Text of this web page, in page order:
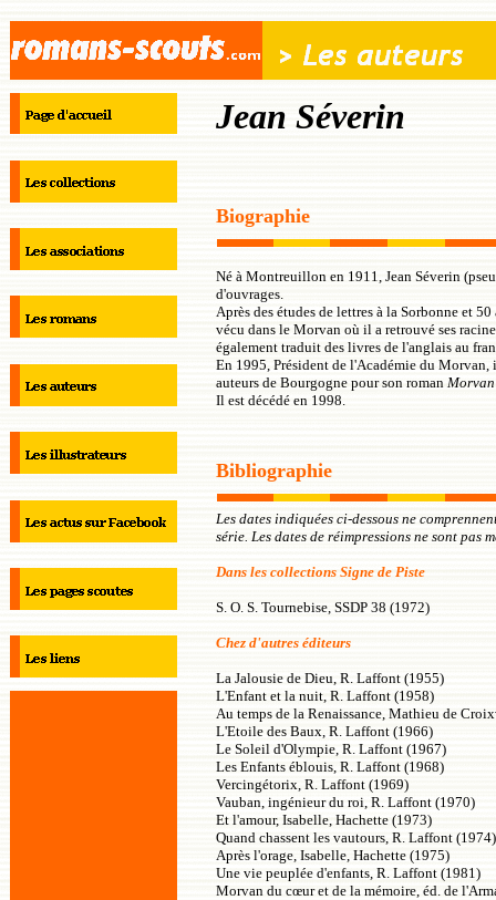
Jean Séverin
Biographie
Né à Montreuillon en 1911, Jean Séverin
d'ouvrages.
Après des études de lettres à la Sorbonne et
vécu dans le Morvan où il a retrouvé ses
également traduit des livres de l'anglais au
En 1995, Président de l'Académie du
auteurs de Bourgogne pour son roman Morvan
Il est décédé en 1998.
Bibliographie
Les dates indiquées ci-dessous ne
série. Les dates de réimpressions ne sont pas
Dans les collections Signe de Piste
S. O. S. Tournebise, SSDP 38 (1972)
Chez d'autres éditeurs
La Jalousie de Dieu, R. Laffont (1955)
L'Enfant et la nuit, R. Laffont (1958)
Au temps de la Renaissance, Mathieu de
L'Etoile des Baux, R. Laffont (1966)
Le Soleil d'Olympie, R. Laffont (1967)
Les Enfants éblouis, R. Laffont (1968)
Vercingétorix, R. Laffont (1969)
Vauban, ingénieur du roi, R. Laffont (1970)
Et l'amour, Isabelle, Hachette (1973)
Quand chassent les vautours, R. Laffont (1974)
Après l'orage, Isabelle, Hachette (1975)
Une vie peuplée d'enfants, R. Laffont (1981)
Morvan du cœur et de la mémoire, éd. de